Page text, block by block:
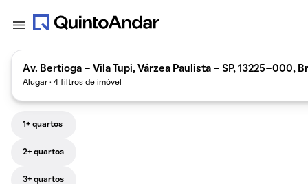
Av. Bertioga - Vila Tupi, Várzea Paulista - SP, 13225-000,
Alugar · 4 filtros de imóvel
1+ quartos
2+ quartos
3+ quartos